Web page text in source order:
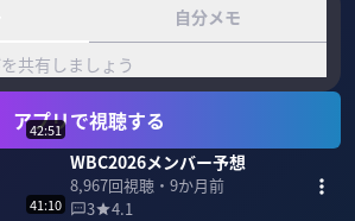
自分メモ
共有しましょう
アプリで視聴する
42:51
WBC2026メンバー予想
8,967回視聴・ 9か月前
3
4.1
41:10